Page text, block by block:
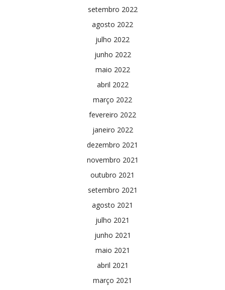
setembro 2022
agosto 2022
julho 2022
junho 2022
maio 2022
abril 2022
março 2022
fevereiro 2022
janeiro 2022
dezembro 2021
novembro 2021
outubro 2021
setembro 2021
agosto 2021
julho 2021
junho 2021
maio 2021
abril 2021
março 2021